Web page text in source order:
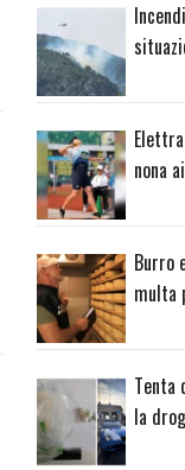
nona
Burro
multa
Tenta
la